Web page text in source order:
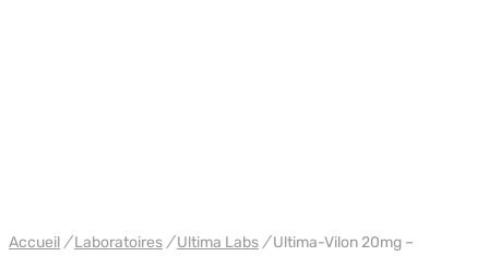
Accueil / Laboratoires / Ultima Labs /Ultima-Vilon 20mg –